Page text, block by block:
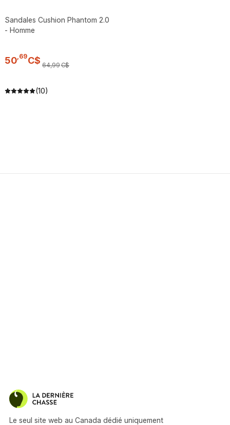
Sandales Cushion Phantom 2.0
- Homme
50 69C$ 64,99C$
(10)
Le seul site web au Canada dédié uniquement